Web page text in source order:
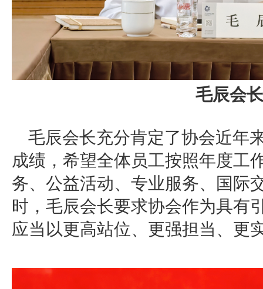
毛辰会
毛辰会长充分肯定了协会近年
成绩，希望全体员工按照年度工
务、公益活动、专业服务、国际
时，毛辰会长要求协会作为具有
应当以更高站位、更强担当、更